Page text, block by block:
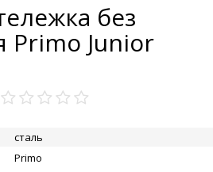
без
Junior
сталь
Primo